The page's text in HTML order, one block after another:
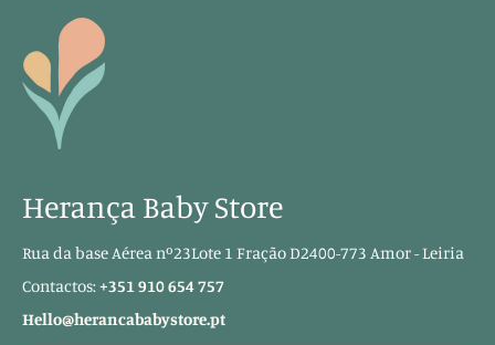
Herança Baby Store
Rua da base Aérea nº23Lote 1 Fração D2400-773 Amor - Leiria
Contactos:+351 910 654 757
Hello@herancababystore.pt